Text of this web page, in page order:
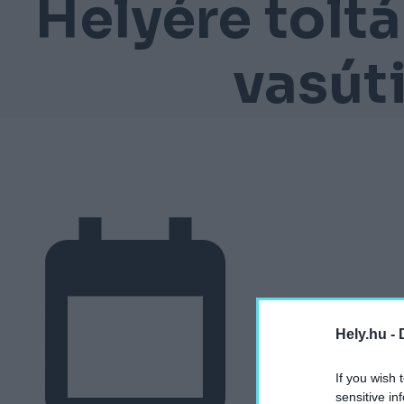
Hely.hu -
If you wish
sensitive
Helyére